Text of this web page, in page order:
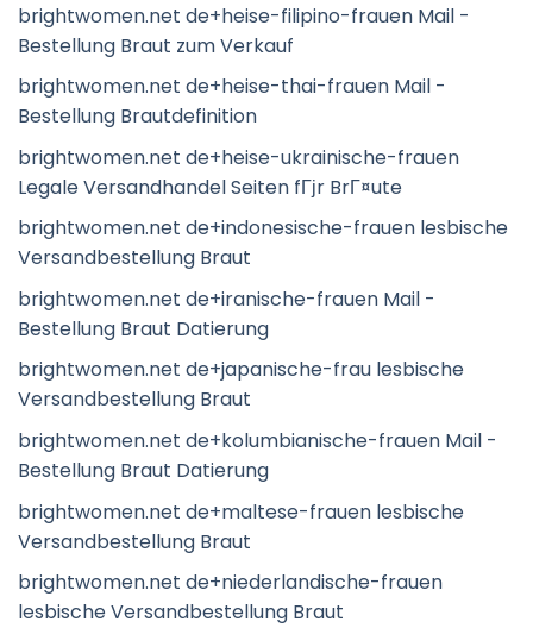
brightwomen.net de+heise-filipino-frauen Mail -
Bestellung Braut zum Verkauf
brightwomen.net de+heise-thai-frauen Mail -
Bestellung Brautdefinition
brightwomen.net de+heise-ukrainische-frauen
Legale Versandhandel Seiten fГјr BrГ¤ute
brightwomen.net de+indonesische-frauen lesbische
Versandbestellung Braut
brightwomen.net de+iranische-frauen Mail -
Bestellung Braut Datierung
brightwomen.net de+japanische-frau lesbische
Versandbestellung Braut
brightwomen.net de+kolumbianische-frauen Mail -
Bestellung Braut Datierung
brightwomen.net de+maltese-frauen lesbische
Versandbestellung Braut
brightwomen.net de+niederlandische-frauen
lesbische Versandbestellung Braut